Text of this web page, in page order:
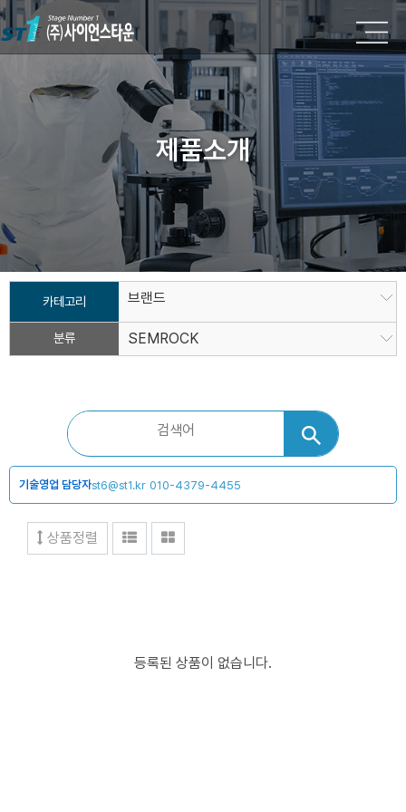
제품소개
카테고리 브랜드
분류 SEMROCK
기술영업 담당자st6@st1.kr 010-4379-4455
상품정렬
등록된 상품이 없습니다.